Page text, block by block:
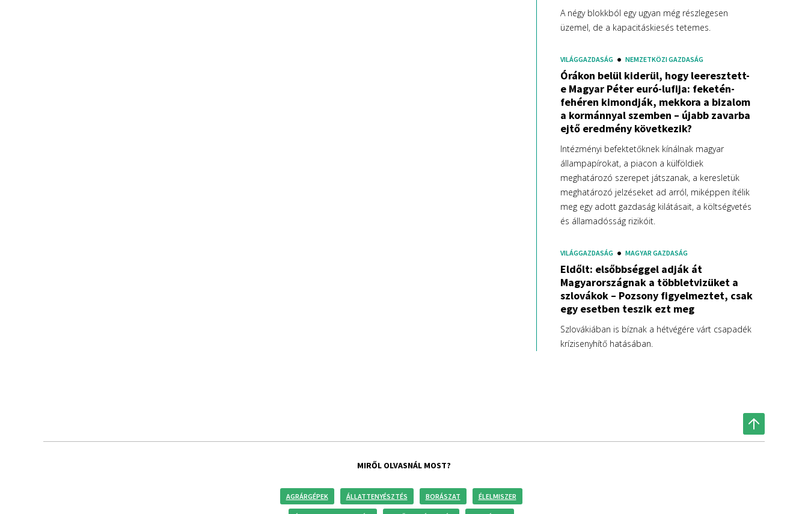
A négy blokkból egy ugyan még részlegesen
üzemel, de a kapacitáskiesés tetemes.
VILÁGGAZDASÁG NEMZETKÖZI GAZDASÁG
Órákon belül kiderül, hogy leeresztett-
e Magyar Péter euró-lufija: feketén-
fehéren kimondják, mekkora a bizalom
a kormánnyal szemben – újabb zavarba
ejtő eredmény következik?
Intézményi befektetőknek kínálnak magyar
állampapírokat, a piacon a külföldiek
meghatározó szerepet játszanak, a keresletük
meghatározó jelzéseket ad arról, miképpen ítélik
meg egy adott gazdaság kilátásait, a költségvetés
és államadósság rizikóit.
VILÁGGAZDASÁG MAGYAR GAZDASÁG
Eldőlt: elsőbbséggel adják át
Magyarországnak a többletvizüket a
szlovákok – Pozsony figyelmeztet, csak
egy esetben teszik ezt meg
Szlovákiában is bíznak a hétvégére várt csapadék
krízisenyhítő hatásában.
MIRŐL OLVASNÁL MOST?
AGRÁRGÉPEK ÁLLATTENYÉSZTÉS BORÁSZAT ÉLELMISZER